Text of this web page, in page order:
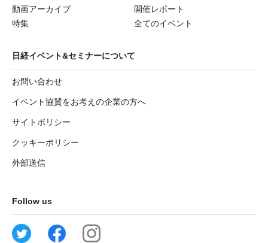
動画アーカイブ
開催レポート
特集
全てのイベント
日経イベント&セミナーについて
お問い合わせ
イベント協賛をお考えの企業の方へ
サイトポリシー
クッキーポリシー
外部送信
Follow us